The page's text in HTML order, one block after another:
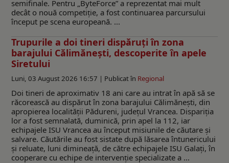
semifinale. Pentru „ByteForce” a reprezentat mai mult
decât o nouă competiție, a fost continuarea parcursului
început pe scena europeană. ...
Trupurile a doi tineri dispăruți în zona
barajului Călimănești, descoperite în apele
Siretului
Luni, 03 August 2026 16:57 | Publicat în Regional
Doi tineri de aproximativ 18 ani care au intrat în apă să se
răcorească au dispărut în zona barajului Călimănești, din
apropierea localității Pădureni, județul Vrancea. Dispariția
lor a fost semnalată, duminică, prin apel la 112, iar
echipajele ISU Vrancea au început misiunile de căutare și
salvare. Căutările au fost sistate după lăsarea întunericului
și reluate, luni dimineață, de către echipajele ISU Galați, în
cooperare cu echipe de intervenție specializate a ...